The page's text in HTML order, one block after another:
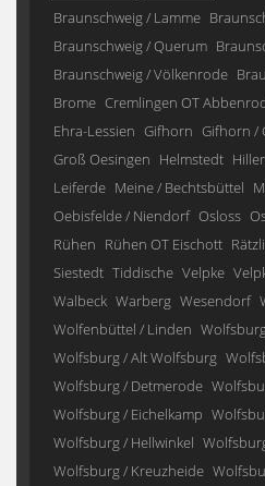
Braunschweig / Lamme
Braunschweig / Querum
Braunschweig / Völkenrode
Brome Cremlingen OT
Ehra-Lessien Gifhorn Gifhorn /
Groß Oesingen Helmstedt
Leiferde Meine / Bechtsbüttel
Oebisfelde / Niendorf Osloss
Rühen Rühen OT Eischott
Siestedt Tiddische Velpke
Walbeck Warberg Wesendorf
Wolfenbüttel / Linden
Wolfsburg / Alt Wolfsburg
Wolfsburg / Detmerode
Wolfsburg / Eichelkamp
Wolfsburg / Hellwinkel
Wolfsburg / Kreuzheide